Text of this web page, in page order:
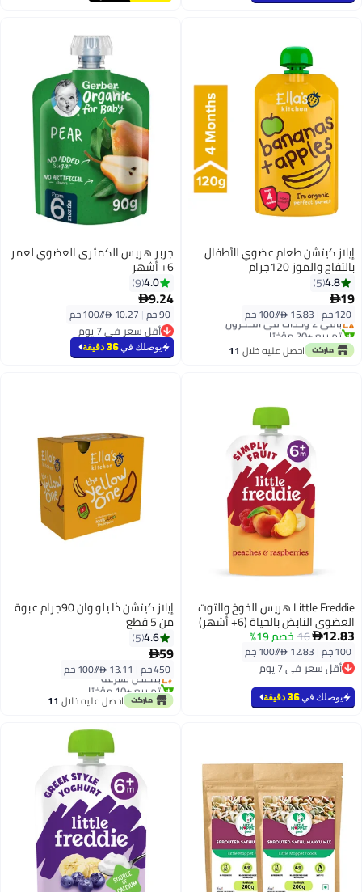
إيلاز كيتشن طعام عضوي للأطفال
بالتفاح والموز 120جرام
4.8
5
19
120 جم |باقي 2 وحدات في المخزون
تم بيع +20 مؤخرًا
باقي 2 وحدات في المخزون احصل عليه خلال 11
جربر هريس الكمثرى العضوي لعمر
6+ أشهر
4.0
9
9.24
90 جم |
أقل سعر في 7 يوم
أقل سعر في 7 يوم
يوصلك في36 دقيقة
Little Freddie هريس الخوخ والتوت
العضوي النابض بالحياة (6+ أشهر)
12.83
16 خصم 19%
100 جم |
أقل سعر في 7 يوم
أقل سعر في 7 يوم
يوصلك في36 دقيقة
إيلاز كيتشن ذا يلو وان 90جرام عبوة
من 5 قطع
4.6
5
59
450 جم |
بتخلّص بسرعة
تم بيع +10 مؤخرًا
بتخلّص بسرعةاحصل عليه خلال 11